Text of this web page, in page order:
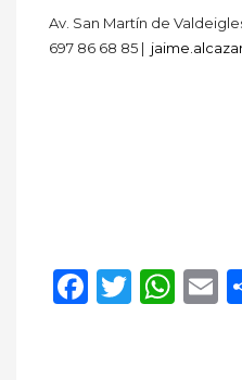
Av. San Martín de
697 86 68 85 |